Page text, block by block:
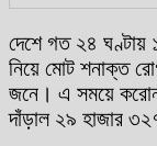
দেশে গত ২৪ ঘণ্টায়
নিয়ে মোট শনাক্ত
জনে। এ সময়ে
দাঁড়াল ২৯ হাজার